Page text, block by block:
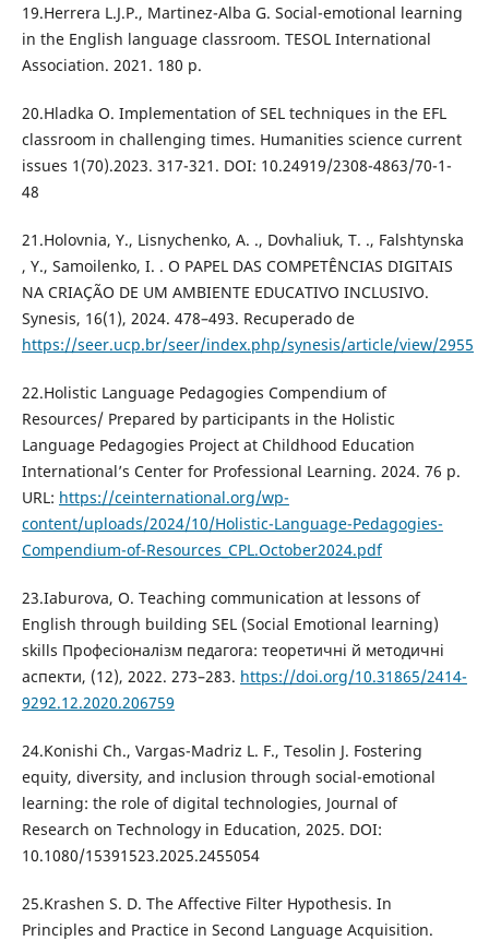
19.Herrera L.J.P., Martinez-Alba G. Social-emotional learning
in the English language classroom. TESOL International
Association. 2021. 180 p.
20.Hladka O. Implementation of SEL techniques in the EFL
classroom in challenging times. Humanities science current
issues 1(70).2023. 317-321. DOI: 10.24919/2308-4863/70-1-
48
21.Holovnia, Y., Lisnychenko, A. ., Dovhaliuk, T. ., Falshtynska
, Y., Samoilenko, I. . O PAPEL DAS COMPETÊNCIAS DIGITAIS
NA CRIAÇÃO DE UM AMBIENTE EDUCATIVO INCLUSIVO.
Synesis, 16(1), 2024. 478–493. Recuperado de
https://seer.ucp.br/seer/index.php/synesis/article/view/2955
22.Holistic Language Pedagogies Compendium of
Resources/ Prepared by participants in the Holistic
Language Pedagogies Project at Childhood Education
International’s Center for Professional Learning. 2024. 76 p.
URL: https://ceinternational.org/wp-
content/uploads/2024/10/Holistic-Language-Pedagogies-
Compendium-of-Resources_CPL.October2024.pdf
23.Iaburova, O. Teaching communication at lessons of
English through building SEL (Social Emotional learning)
skills Професіоналізм педагога: теоретичні й методичні
аспекти, (12), 2022. 273–283. https://doi.org/10.31865/2414-
9292.12.2020.206759
24.Konishi Ch., Vargas-Madriz L. F., Tesolin J. Fostering
equity, diversity, and inclusion through social-emotional
learning: the role of digital technologies, Journal of
Research on Technology in Education, 2025. DOI:
10.1080/15391523.2025.2455054
25.Krashen S. D. The Affective Filter Hypothesis. In
Principles and Practice in Second Language Acquisition.